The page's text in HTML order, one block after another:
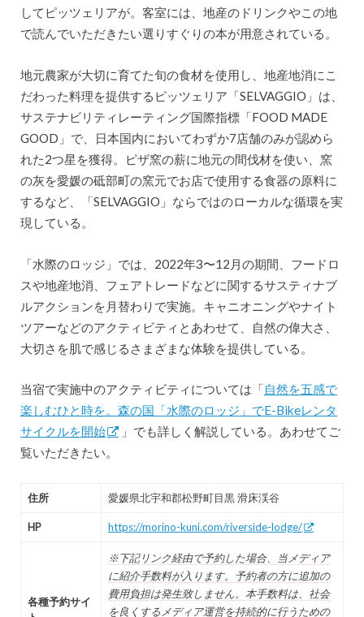
してピッツェリアが。客室には、地産のドリンクやこの地
で読んでいただきたい選りすぐりの本が用意されている。
地元農家が大切に育てた旬の食材を使用し、地産地消にこ
だわった料理を提供するピッツェリア「SELVAGGIO」は、
サステナビリティレーティング国際指標「FOOD MADE
GOOD」で、日本国内においてわずか7店舗のみが認めら
れた2つ星を獲得。ピザ窯の薪に地元の間伐材を使い、窯
の灰を愛媛の砥部町の窯元でお店で使用する食器の原料に
するなど、「SELVAGGIO」ならではのローカルな循環を実
現している。
「水際のロッジ」では、2022年3〜12月の期間、フードロ
スや地産地消、フェアトレードなどに関するサスティナブ
ルアクションを月替わりで実施。キャニオニングやナイト
ツアーなどのアクティビティとあわせて、自然の偉大さ、
大切さを肌で感じるさまざまな体験を提供している。
当宿で実施中のアクティビティについては「自然を五感で
楽しむひと時を。森の国「水際のロッジ」でE-Bikeレンタ
サイクルを開始
」でも詳しく解説している。あわせてご
覧いただきたい。
住所 愛媛県北宇和郡松野町目黒 滑床渓谷
HP https://morino-kuni.com/riverside-lodge/
各種予約サイ
※下記リンク経由で予約した場合、当メディア
に紹介手数料が入ります。予約者の方に追加の
費用負担は発生致しません。本手数料は、社会
を良くするメディア運営を持続的に行うための